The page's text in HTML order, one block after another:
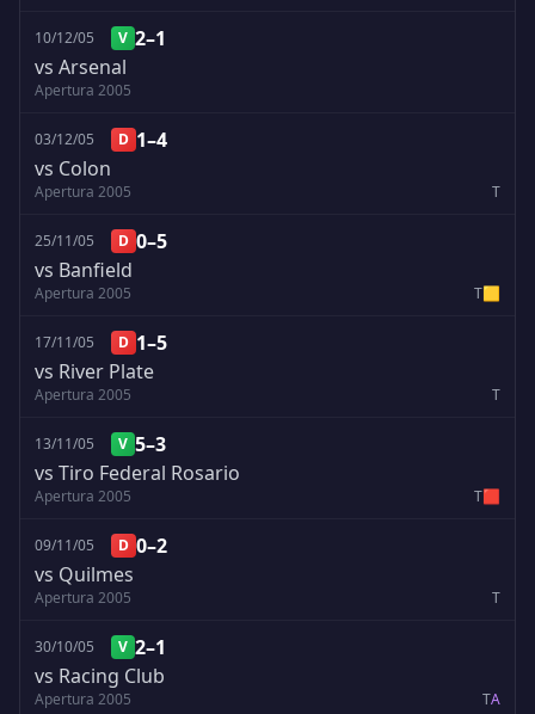
10/12/05 V 2–1
vs Arsenal
Apertura 2005
03/12/05 D 1–4
vs Colon
Apertura 2005 T
25/11/05 D 0–5
vs Banfield
Apertura 2005 T🟨
17/11/05 D 1–5
vs River Plate
Apertura 2005 T
13/11/05 V 5–3
vs Tiro Federal Rosario
Apertura 2005 T🟥
09/11/05 D 0–2
vs Quilmes
Apertura 2005 T
30/10/05 V 2–1
vs Racing Club
Apertura 2005 TA